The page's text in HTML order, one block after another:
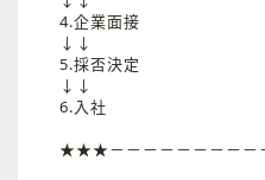
4.企業面接
↓↓
5.採否決定
↓↓
6.入社
★★★－－－－－－－－－